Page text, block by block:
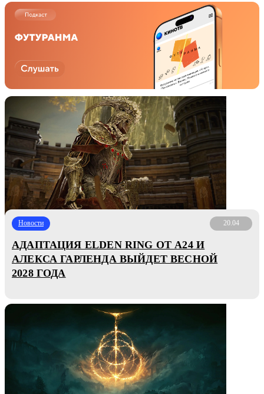
Новости 20.04
АДАПТАЦИЯ ELDEN RING ОТ А24 И
АЛЕКСА ГАРЛЕНДА ВЫЙДЕТ ВЕСНОЙ
2028 ГОДА